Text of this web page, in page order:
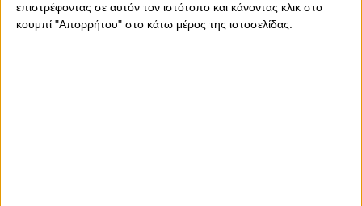
επιστρέφοντας σε αυτόν τον ιστότοπο και κάνοντας κλικ στο
κουμπί "Απορρήτου" στο κάτω μέρος της ιστοσελίδας.